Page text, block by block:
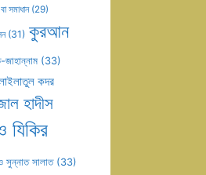
সমাধান(29)
(31) কুরআন
জাহান্নাম (33)
কদর
হাদীস
যিকির
সুন্নাত সালাত(33)